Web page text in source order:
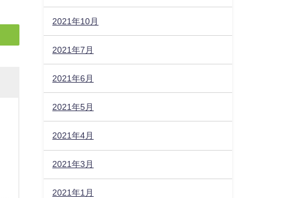
2021年10月
2021年7月
2021年6月
2021年5月
2021年4月
2021年3月
2021年1月